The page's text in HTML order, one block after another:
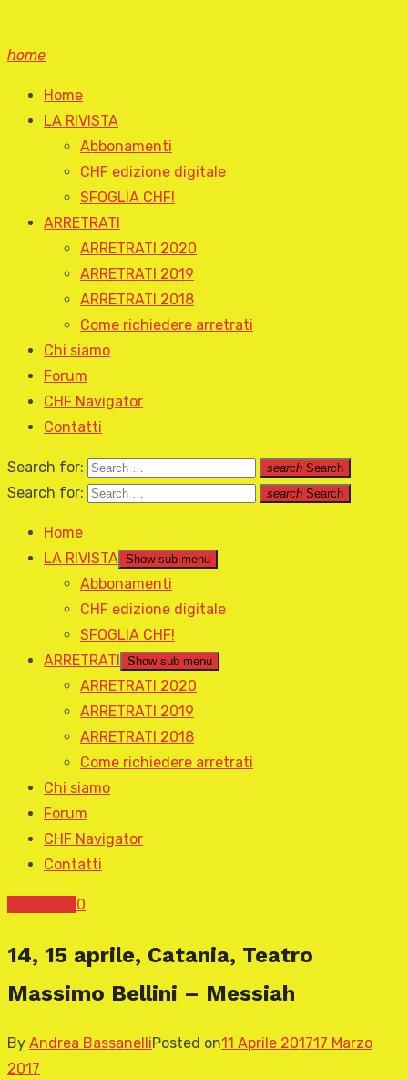
home
Home
LA RIVISTA
Abbonamenti
CHF edizione digitale
SFOGLIA CHF!
ARRETRATI
ARRETRATI 2020
ARRETRATI 2019
ARRETRATI 2018
Come richiedere arretrati
Chi siamo
Forum
CHF Navigator
Contatti
Search for: search Search
Search for: search Search
Home
LA RIVISTA Show sub menu
Abbonamenti
CHF edizione digitale
SFOGLIA CHF!
ARRETRATI
Show sub menu
ARRETRATI 2020
ARRETRATI 2019
ARRETRATI 2018
Come richiedere arretrati
Chi siamo
Forum
CHF Navigator
Contatti
0
14, 15 aprile, Catania, Teatro
Massimo Bellini – Messiah
By Andrea BassanelliPosted on11 Aprile 201717 Marzo
2017